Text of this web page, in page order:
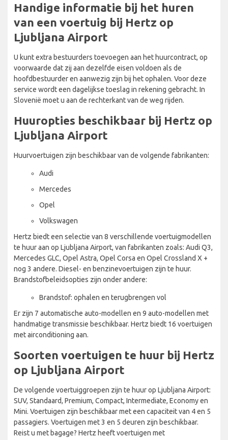
Handige informatie bij het huren
van een voertuig bij Hertz op
Ljubljana Airport
U kunt extra bestuurders toevoegen aan het huurcontract, op
voorwaarde dat zij aan dezelfde eisen voldoen als de
hoofdbestuurder en aanwezig zijn bij het ophalen. Voor deze
service wordt een dagelijkse toeslag in rekening gebracht. In
Slovenië moet u aan de rechterkant van de weg rijden.
Huuropties beschikbaar bij Hertz op
Ljubljana Airport
Huurvoertuigen zijn beschikbaar van de volgende fabrikanten:
Audi
Mercedes
Opel
Volkswagen
Hertz biedt een selectie van 8 verschillende voertuigmodellen
te huur aan op Ljubljana Airport, van fabrikanten zoals: Audi Q3,
Mercedes GLC, Opel Astra, Opel Corsa en Opel Crossland X +
nog 3 andere. Diesel- en benzinevoertuigen zijn te huur.
Brandstofbeleidsopties zijn onder andere:
Brandstof: ophalen en terugbrengen vol
Er zijn 7 automatische auto-modellen en 9 auto-modellen met
handmatige transmissie beschikbaar. Hertz biedt 16 voertuigen
met airconditioning aan.
Soorten voertuigen te huur bij Hertz
op Ljubljana Airport
De volgende voertuiggroepen zijn te huur op Ljubljana Airport:
SUV, Standaard, Premium, Compact, Intermediate, Economy en
Mini. Voertuigen zijn beschikbaar met een capaciteit van 4 en 5
passagiers. Voertuigen met 3 en 5 deuren zijn beschikbaar.
Reist u met bagage? Hertz heeft voertuigen met